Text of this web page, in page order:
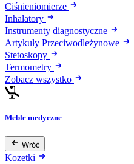
Ciśnieniomierze
Inhalatory
Instrumenty diagnostyczne
Artykuły Przeciwodleżynowe
Stetoskopy
Termometry
Zobacz wszystko
Meble medyczne
Wróć
Kozetki